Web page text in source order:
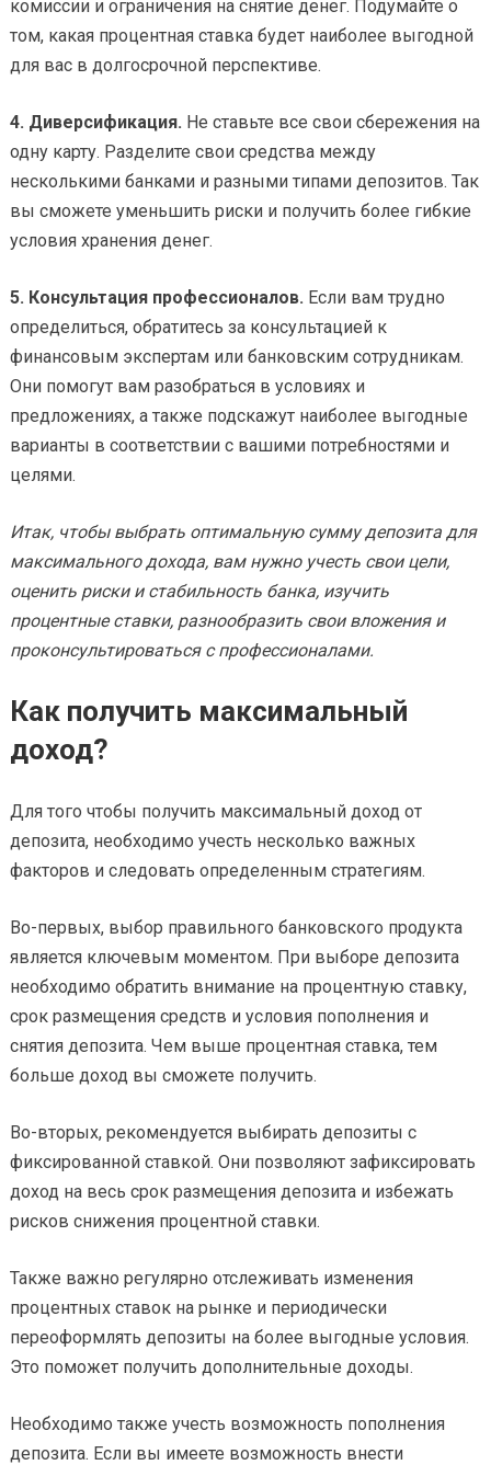
комиссии и ограничения на снятие денег. Подумайте о
том, какая процентная ставка будет наиболее выгодной
для вас в долгосрочной перспективе.
4. Диверсификация. Не ставьте все свои сбережения на
одну карту. Разделите свои средства между
несколькими банками и разными типами депозитов. Так
вы сможете уменьшить риски и получить более гибкие
условия хранения денег.
5. Консультация профессионалов. Если вам трудно
определиться, обратитесь за консультацией к
финансовым экспертам или банковским сотрудникам.
Они помогут вам разобраться в условиях и
предложениях, а также подскажут наиболее выгодные
варианты в соответствии с вашими потребностями и
целями.
Итак, чтобы выбрать оптимальную сумму депозита для
максимального дохода, вам нужно учесть свои цели,
оценить риски и стабильность банка, изучить
процентные ставки, разнообразить свои вложения и
проконсультироваться с профессионалами.
Как получить максимальный
доход?
Для того чтобы получить максимальный доход от
депозита, необходимо учесть несколько важных
факторов и следовать определенным стратегиям.
Во-первых, выбор правильного банковского продукта
является ключевым моментом. При выборе депозита
необходимо обратить внимание на процентную ставку,
срок размещения средств и условия пополнения и
снятия депозита. Чем выше процентная ставка, тем
больше доход вы сможете получить.
Во-вторых, рекомендуется выбирать депозиты с
фиксированной ставкой. Они позволяют зафиксировать
доход на весь срок размещения депозита и избежать
рисков снижения процентной ставки.
Также важно регулярно отслеживать изменения
процентных ставок на рынке и периодически
переоформлять депозиты на более выгодные условия.
Это поможет получить дополнительные доходы.
Необходимо также учесть возможность пополнения
депозита. Если вы имеете возможность внести